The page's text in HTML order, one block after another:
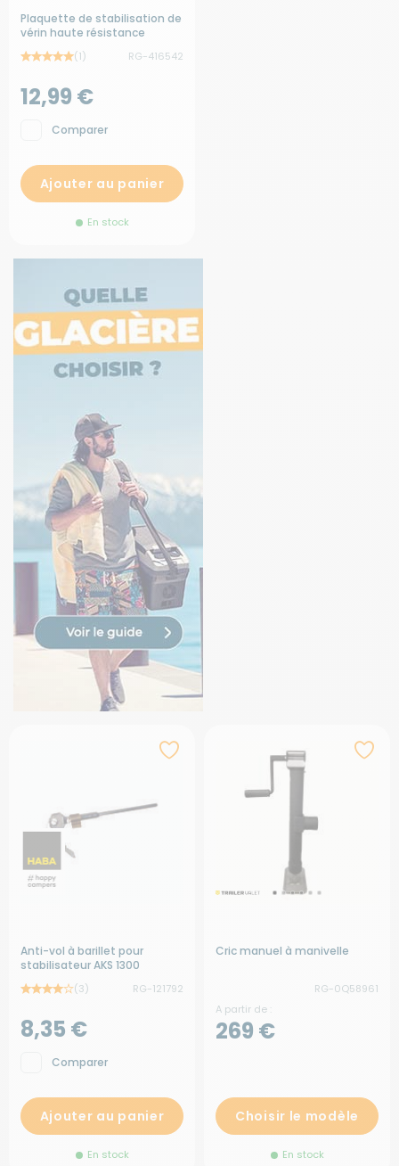
Plaquette de stabilisation de
vérin haute résistance
(1) RG-416542
12,99 €
Comparer
Ajouter au panier
En stock
Anti-vol à barillet pour
stabilisateur AKS 1300
(3) RG-121792
8,35 €
Comparer
Ajouter au panier
En stock
Cric manuel à manivelle
RG-0Q58961
A partir de :
269 €
Choisir le modèle
En stock